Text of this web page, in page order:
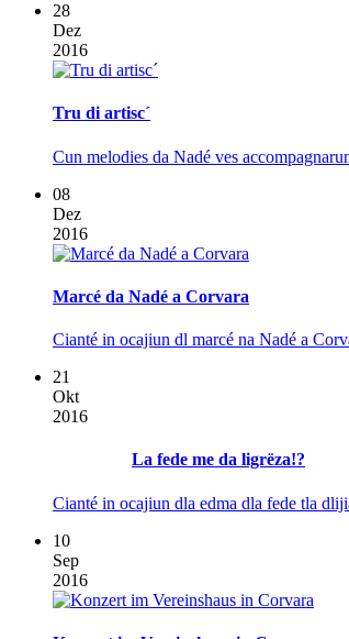
28
Dez
2016
Tru di artisc´
Cun melodies da Nadé ves
08
Dez
2016
Marcé da Nadé a Corvara
Cianté in ocajiun dl marcé na Nadé a
21
Okt
2016
La fede me da ligrëza!?
Cianté in ocajiun dla edma dla fede tla
10
Sep
2016